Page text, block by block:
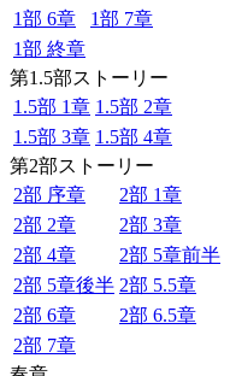
1部 6章
1部 7章
1部 終章
第1.5部ストーリー
1.5部 1章 1.5部 2章
1.5部 3章 1.5部 4章
第2部ストーリー
2部 序章
2部 1章
2部 2章
2部 3章
2部 4章
2部 5章前半
2部 5章後半 2部 5.5章
2部 6章
2部 6.5章
2部 7章